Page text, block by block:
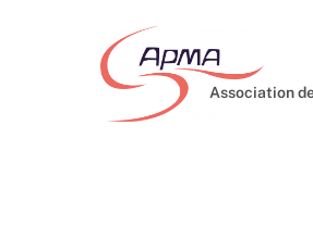
Association